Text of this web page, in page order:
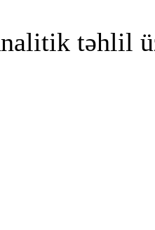
təhlil